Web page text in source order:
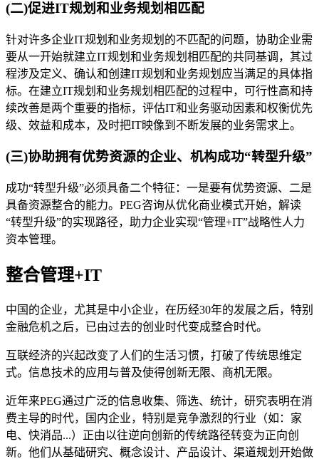
(二)促进IT规划和业务规划相匹配
针对许多企业IT规划和业务规划的不匹配的问题，协助企业需
要从一开始就建立IT规划和业务规划相匹配的共同基调，其过
程涉及定义、确认和创建IT规划和业务规划应当满足的具体指
标。在建立IT规划和业务规划相匹配的过程中，可行性高和持
续改善是两个重要的指标，评估IT和业务驱动因素和权衡优先
级、效益和成本，及时把IT映像到不断发展的业务需求上。
(三)协助拥有优势资源的企业、机构成功“转型升级”
成功“转型升级”必须具备二个特征：一是要有优势资源、二是
具备资源整合的能力。PEG咨询从优化商业模式开始，解读
“转型升级”的实现路径，助力企业实现“管理+IT”战略性人力
资本管理。
整合管理+IT
中国的企业，尤其是中小企业，在历经30年的发展之后，特别
金融危机之后，已由过去的创业时代变成整合时代。
互联经济的兴起改变了人们的生活习惯，打破了传统思维定
式。信息技术的应用与普及使得创新无限、商机无限。
近年来PEG通过广泛的信息收集、筛选、统计，研究表明在消
费主导的时代，国内企业，特别是竞争激烈的行业（如：家
电、快消品...）正由以往逆向创新的传统路径转变为正向创
新。他们从基础研究、概念设计、产品设计、渠道规划开始做